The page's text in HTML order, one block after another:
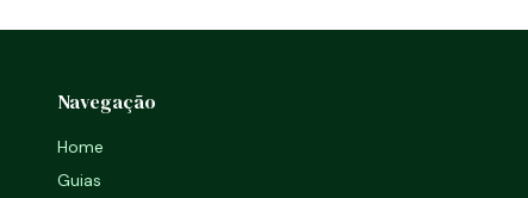
Navegação
Home
Guias